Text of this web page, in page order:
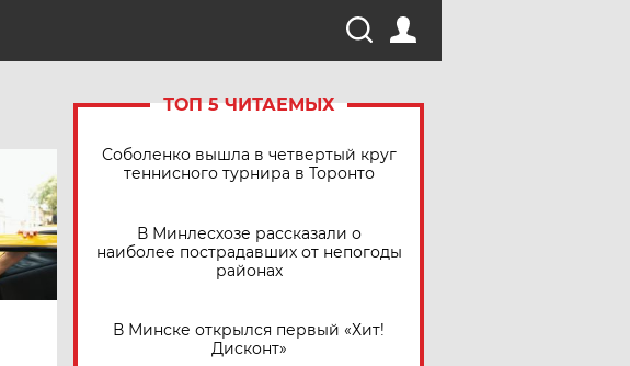
ТОП 5 ЧИТАЕМЫХ
Соболенко вышла в четвертый круг
теннисного турнира в Торонто
В Минлесхозе рассказали о
наиболее пострадавших от непогоды
районах
В Минске открылся первый «Хит!
Дисконт»